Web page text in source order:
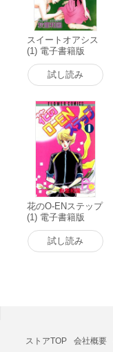
スイートオアシス
(1) 電子書籍版
試し読み
花のO-ENステップ
(1) 電子書籍版
試し読み
ストアTOP 会社概要